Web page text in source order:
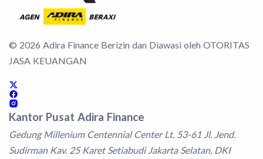
© 2026 Adira Finance Berizin dan Diawasi oleh OTORITAS
JASA KEUANGAN
Kantor Pusat Adira Finance
Gedung Millenium Centennial Center Lt. 53-61 Jl. Jend.
Sudirman Kav. 25 Karet Setiabudi Jakarta Selatan, DKI